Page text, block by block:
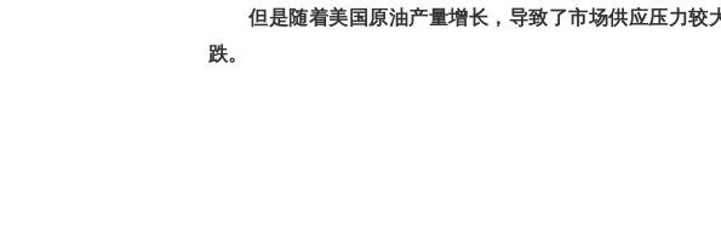
但是随着美国原油产量增长，导致了市场供应压力较
跌。